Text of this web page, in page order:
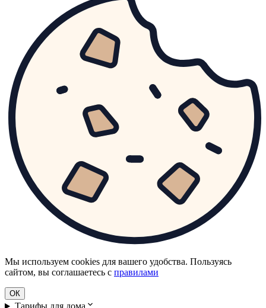
Мы используем cookies для вашего удобства. Пользуясь
сайтом, вы соглашаетесь с правилами
ОК